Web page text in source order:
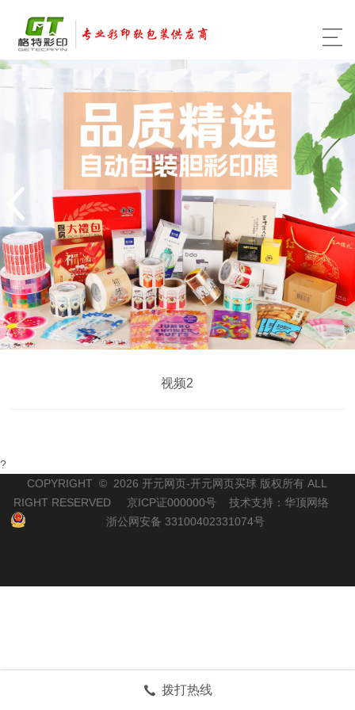
视频2
?
COPYRIGHT © 2026 开元网页-开元网页买球 版权所有 ALL
RIGHT RESERVED 京ICP证000000号 技术支持：华顶网络
浙公网安备 33100402331074号
拨打热线